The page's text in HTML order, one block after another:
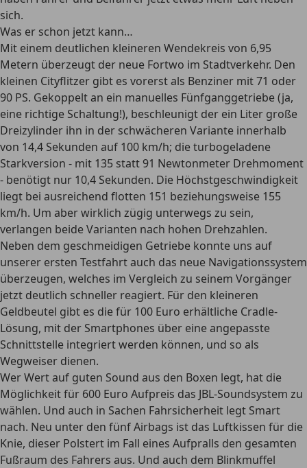
sich.
Was er schon jetzt kann…
Mit einem deutlichen kleineren Wendekreis von 6,95
Metern überzeugt der neue Fortwo im Stadtverkehr. Den
kleinen Cityflitzer gibt es vorerst als Benziner mit 71 oder
90 PS. Gekoppelt an ein manuelles Fünfganggetriebe (ja,
eine richtige Schaltung!), beschleunigt der ein Liter große
Dreizylinder ihn in der schwächeren Variante innerhalb
von 14,4 Sekunden auf 100 km/h; die turbogeladene
Starkversion - mit 135 statt 91 Newtonmeter Drehmoment
- benötigt nur 10,4 Sekunden. Die Höchstgeschwindigkeit
liegt bei ausreichend flotten 151 beziehungsweise 155
km/h. Um aber wirklich zügig unterwegs zu sein,
verlangen beide Varianten nach hohen Drehzahlen.
Neben dem geschmeidigen Getriebe konnte uns auf
unserer ersten Testfahrt auch das neue Navigationssystem
überzeugen, welches im Vergleich zu seinem Vorgänger
jetzt deutlich schneller reagiert. Für den kleineren
Geldbeutel gibt es die für 100 Euro erhältliche Cradle-
Lösung, mit der Smartphones über eine angepasste
Schnittstelle integriert werden können, und so als
Wegweiser dienen.
Wer Wert auf guten Sound aus den Boxen legt, hat die
Möglichkeit für 600 Euro Aufpreis das JBL-Soundsystem zu
wählen. Und auch in Sachen Fahrsicherheit legt Smart
nach. Neu unter den fünf Airbags ist das Luftkissen für die
Knie, dieser Polstert im Fall eines Aufpralls den gesamten
Fußraum des Fahrers aus. Und auch dem Blinkmuffel